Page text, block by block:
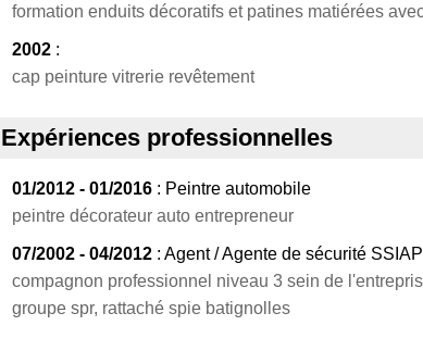
formation enduits décoratifs et patines matiérées
2002 :
cap peinture vitrerie revêtement
Expériences professionnelles
01/2012 - 01/2016 : Peintre automobile
peintre décorateur auto entrepreneur
07/2002 - 04/2012 : Agent / Agente de sécurité
compagnon professionnel niveau 3 sein de
groupe spr, rattaché spie batignolles